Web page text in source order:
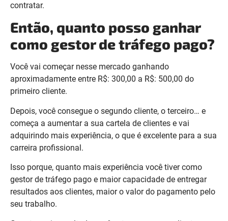
contratar.
Então, quanto posso ganhar
como gestor de tráfego pago?
Você vai começar nesse mercado ganhando
aproximadamente entre R$: 300,00 a R$: 500,00 do
primeiro cliente.
Depois, você consegue o segundo cliente, o terceiro… e
começa a aumentar a sua cartela de clientes e vai
adquirindo mais experiência, o que é excelente para a sua
carreira profissional.
Isso porque, quanto mais experiência você tiver como
gestor de tráfego pago e maior capacidade de entregar
resultados aos clientes, maior o valor do pagamento pelo
seu trabalho.